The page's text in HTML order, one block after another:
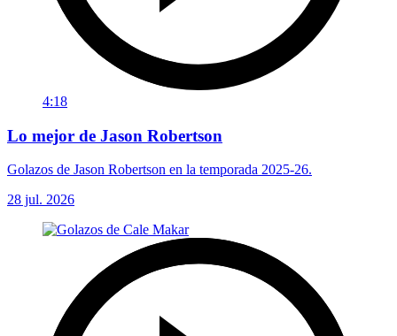
4:18
Lo mejor de Jason Robertson
Golazos de Jason Robertson en la temporada 2025-26.
28 jul. 2026